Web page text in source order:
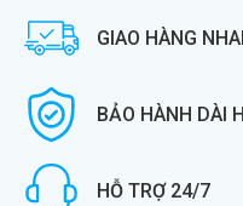
GIAO HÀNG
BẢO HÀNH DÀI
HỖ TRỢ 24/7